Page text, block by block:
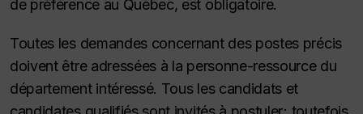
de préférence au Québec, est obligatoire.
Toutes les demandes concernant des postes précis
doivent être adressées à la personne-ressource du
département intéressé. Tous les candidats et